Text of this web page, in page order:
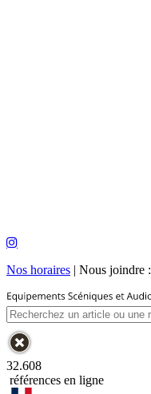
Nos horaires | Nous joindre :
32.608
références en ligne